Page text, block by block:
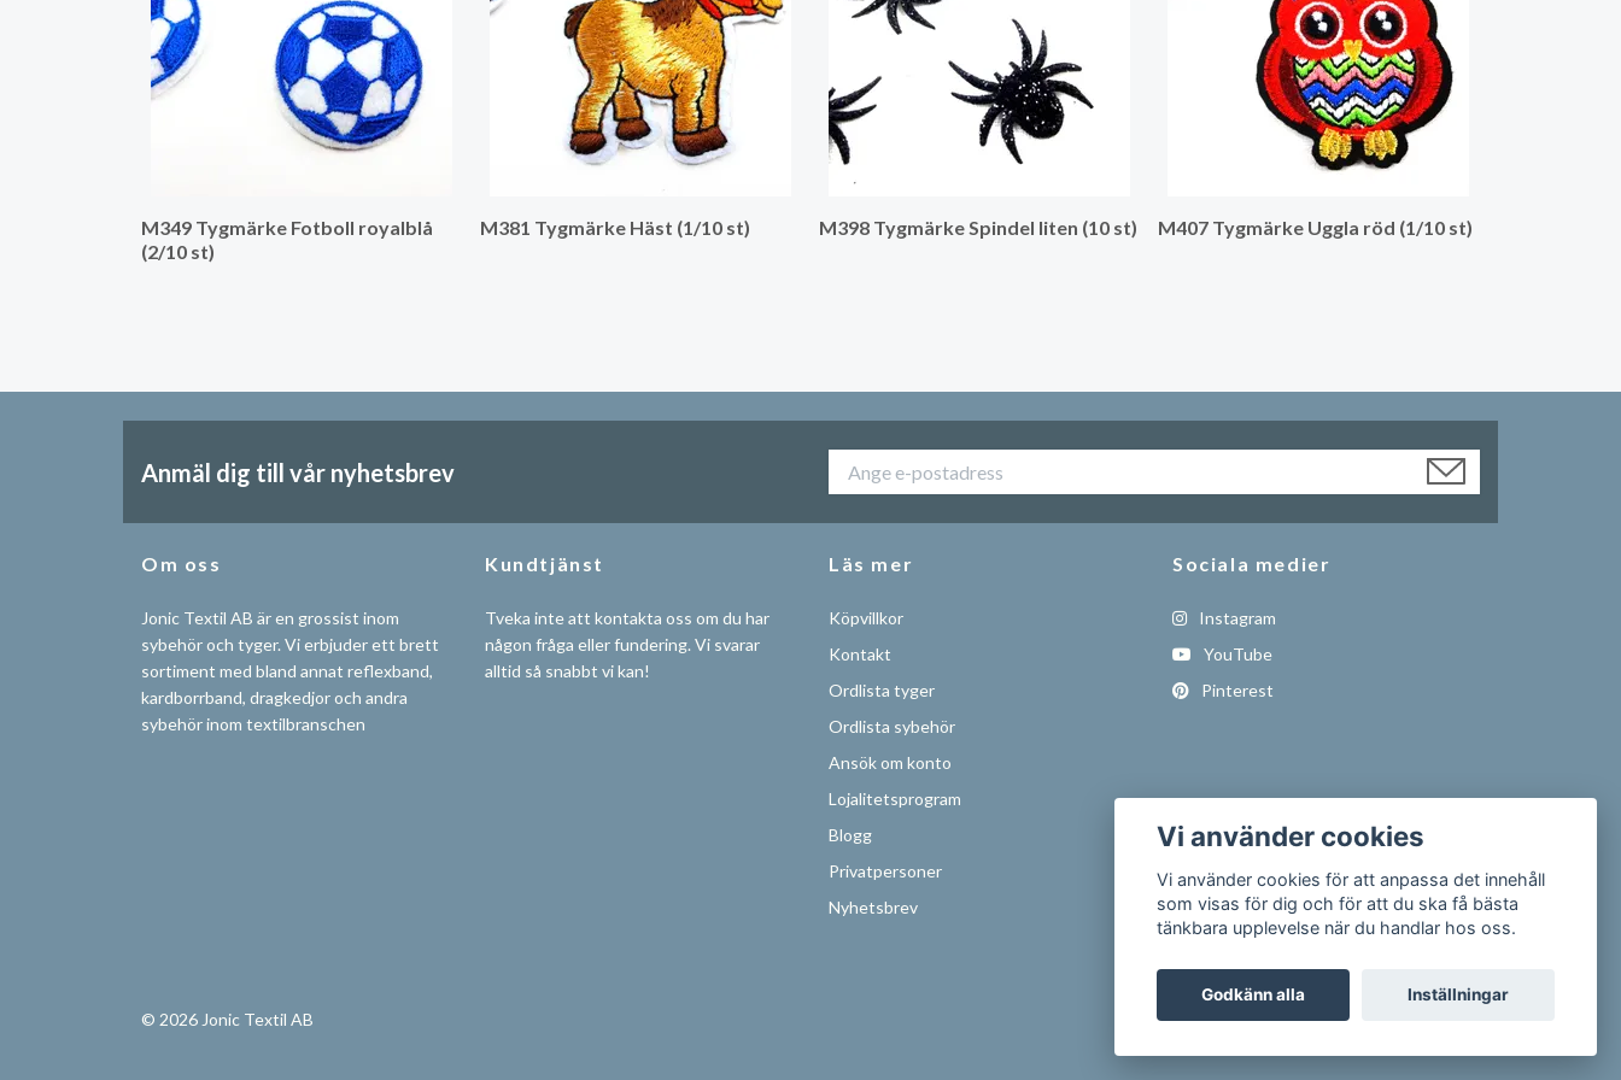
M349 Tygmärke Fotboll royalblå
(2/10 st)
M381 Tygmärke Häst (1/10 st) M398 Tygmärke Spindel liten (10 st) M407 Tygmärke Uggla röd (1/10 st)
Anmäl dig till vår nyhetsbrev
Om oss
Jonic Textil AB är en grossist inom
sybehör och tyger. Vi erbjuder ett brett
sortiment med bland annat reflexband,
kardborrband, dragkedjor och andra
sybehör inom textilbranschen
Kundtjänst
Tveka inte att kontakta oss om du har
någon fråga eller fundering. Vi svarar
alltid så snabbt vi kan!
Läs mer
Köpvillkor
Kontakt
Ordlista tyger
Ordlista sybehör
Ansök om konto
Lojalitetsprogram
Blogg
Privatpersoner
Nyhetsbrev
Sociala medier
Instagram
YouTube
Pinterest
© 2026 Jonic Textil AB
Vi använder cookies
Vi använder cookies för att anpassa det innehåll
som visas för dig och för att du ska få bästa
tänkbara upplevelse när du handlar hos oss.
Godkänn alla Inställningar